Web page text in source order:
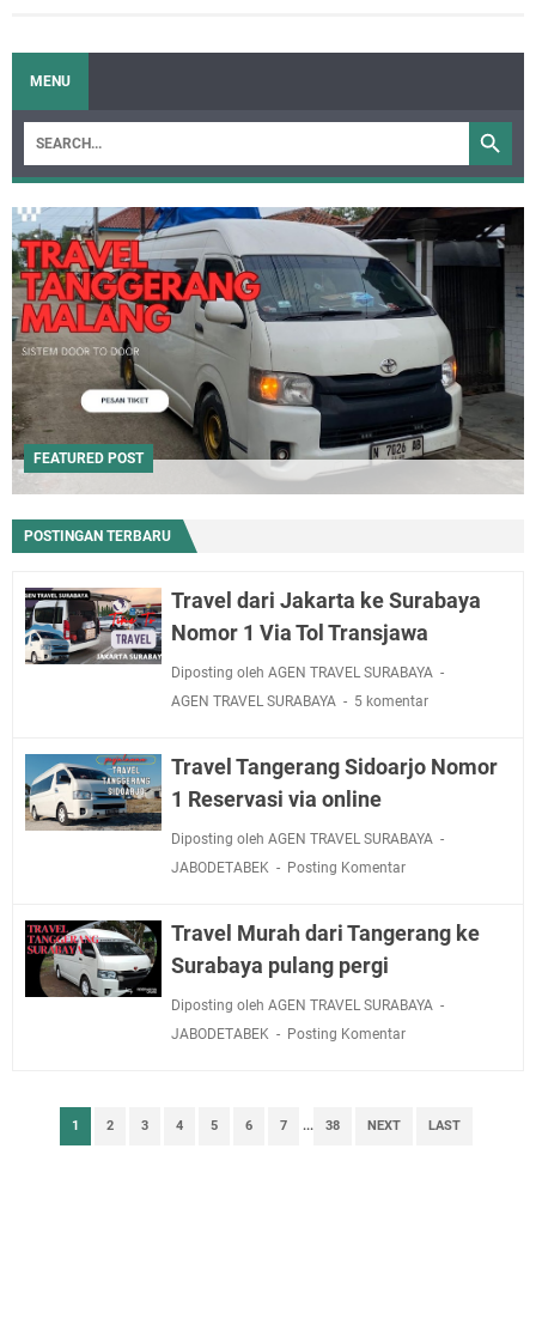
MENU
FEATURED POST
POSTINGAN TERBARU
Travel dari Jakarta ke Surabaya
Nomor 1 Via Tol Transjawa
Diposting oleh AGEN TRAVEL SURABAYA
AGEN TRAVEL SURABAYA
5 komentar
Travel Tangerang Sidoarjo Nomor
1 Reservasi via online
Diposting oleh AGEN TRAVEL SURABAYA
JABODETABEK
Posting Komentar
Travel Murah dari Tangerang ke
Surabaya pulang pergi
Diposting oleh AGEN TRAVEL SURABAYA
JABODETABEK
Posting Komentar
1 2 3 4 5 6 7 ... 38 NEXT LAST